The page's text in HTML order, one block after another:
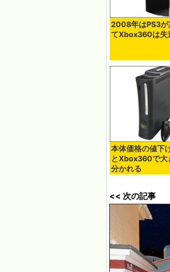
2008年はPS3が
てXbox360は失
本体価格の値下
とXbox360で大
分かれる
<< 次の記事